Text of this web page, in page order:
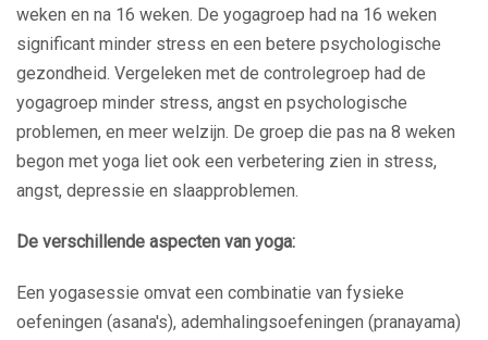
weken en na 16 weken. De yogagroep had na 16 weken
significant minder stress en een betere psychologische
gezondheid. Vergeleken met de controlegroep had de
yogagroep minder stress, angst en psychologische
problemen, en meer welzijn. De groep die pas na 8 weken
begon met yoga liet ook een verbetering zien in stress,
angst, depressie en slaapproblemen.
De verschillende aspecten van yoga:
Een yogasessie omvat een combinatie van fysieke
oefeningen (asana's), ademhalingsoefeningen (pranayama)